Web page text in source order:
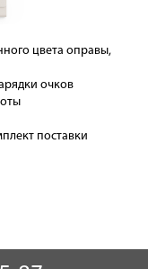
цвета оправы,
очков
поставки